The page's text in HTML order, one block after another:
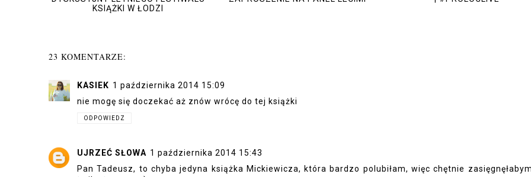
KSIĄŻKI W ŁODZI
23 KOMENTARZE:
KASIEK 1 października 2014 15:09
nie mogę się doczekać aż znów wrócę do tej książki
ODPOWIEDZ
UJRZEĆ SŁOWA 1 października 2014 15:43
Pan Tadeusz, to chyba jedyna książka Mickiewicza, która bardzo polubiłam, więc chętnie